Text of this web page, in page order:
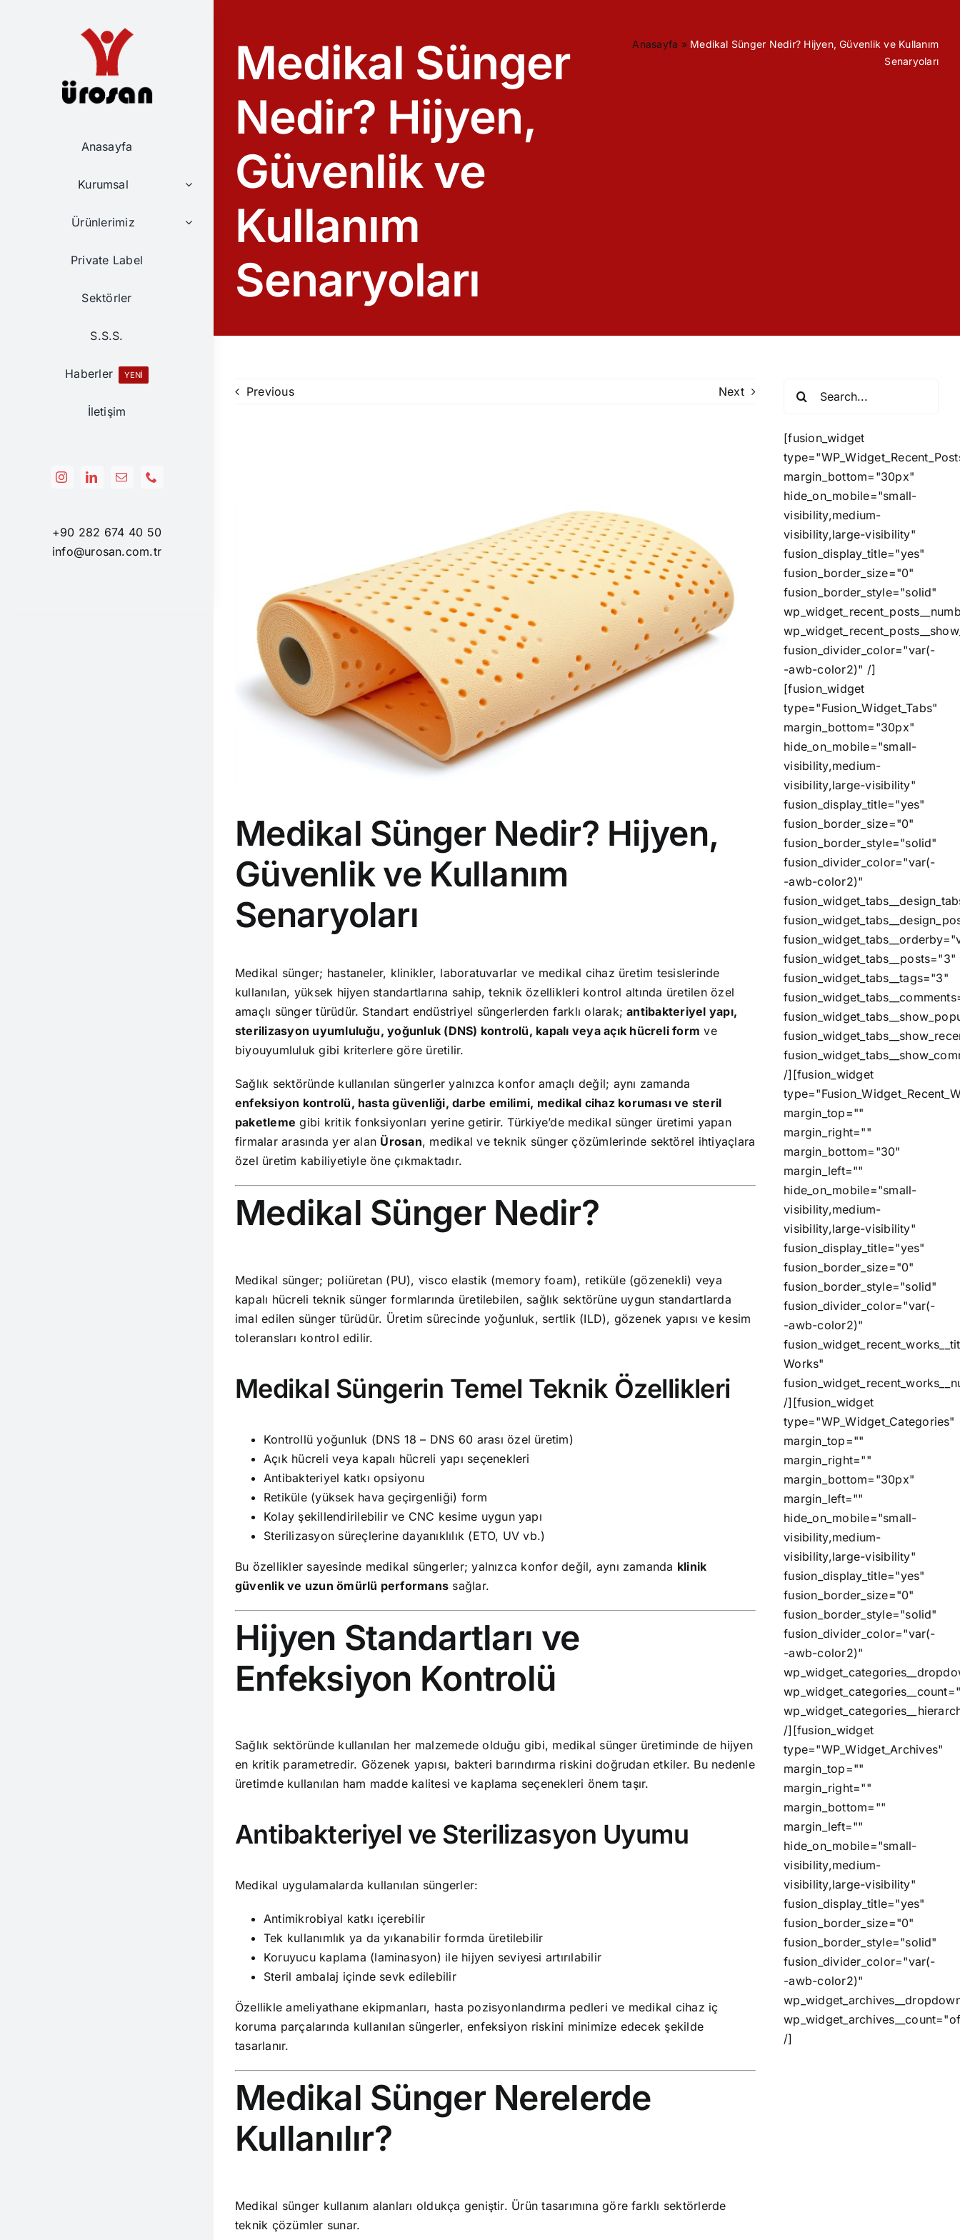
Anasayfa
Kurumsal
Ürünlerimiz
Private Label
Sektörler
S.S.S.
Haberler YENİ
İletişim
+90 282 674 40 50
info@urosan.com.tr
Medikal Sünger
Nedir? Hijyen,
Güvenlik ve
Kullanım
Senaryoları
Anasayfa » Medikal Sünger Nedir? Hijyen, Güvenlik ve Kullanım
Senaryoları
Previous Next
Medikal Sünger Nedir? Hijyen,
Güvenlik ve Kullanım
Senaryoları
Medikal sünger; hastaneler, klinikler, laboratuvarlar ve medikal cihaz üretim tesislerinde
kullanılan, yüksek hijyen standartlarına sahip, teknik özellikleri kontrol altında üretilen özel
amaçlı sünger türüdür. Standart endüstriyel süngerlerden farklı olarak;antibakteriyel yapı,
sterilizasyon uyumluluğu, yoğunluk (DNS) kontrolü, kapalı veya açık hücreli form ve
biyouyumluluk gibi kriterlere göre üretilir.
Sağlık sektöründe kullanılan süngerler yalnızca konfor amaçlı değil; aynı zamanda
enfeksiyon kontrolü, hasta güvenliği, darbe emilimi, medikal cihaz koruması ve steril
paketleme gibi kritik fonksiyonları yerine getirir. Türkiye’de medikal sünger üretimi yapan
firmalar arasında yer alan Ürosan, medikal ve teknik sünger çözümlerinde sektörel ihtiyaçlara
özel üretim kabiliyetiyle öne çıkmaktadır.
Medikal Sünger Nedir?
Medikal sünger; poliüretan (PU), visco elastik (memory foam), retiküle (gözenekli) veya
kapalı hücreli teknik sünger formlarında üretilebilen, sağlık sektörüne uygun standartlarda
imal edilen sünger türüdür. Üretim sürecinde yoğunluk, sertlik (ILD), gözenek yapısı ve kesim
toleransları kontrol edilir.
Medikal Süngerin Temel Teknik Özellikleri
Kontrollü yoğunluk (DNS 18 – DNS 60 arası özel üretim)
Açık hücreli veya kapalı hücreli yapı seçenekleri
Antibakteriyel katkı opsiyonu
Retiküle (yüksek hava geçirgenliği) form
Kolay şekillendirilebilir ve CNC kesime uygun yapı
Sterilizasyon süreçlerine dayanıklılık (ETO, UV vb.)
Bu özellikler sayesinde medikal süngerler; yalnızca konfor değil, aynı zamanda klinik
güvenlik ve uzun ömürlü performans sağlar.
Hijyen Standartları ve
Enfeksiyon Kontrolü
Sağlık sektöründe kullanılan her malzemede olduğu gibi, medikal sünger üretiminde de hijyen
en kritik parametredir. Gözenek yapısı, bakteri barındırma riskini doğrudan etkiler. Bu nedenle
üretimde kullanılan ham madde kalitesi ve kaplama seçenekleri önem taşır.
Antibakteriyel ve Sterilizasyon Uyumu
Medikal uygulamalarda kullanılan süngerler:
Antimikrobiyal katkı içerebilir
Tek kullanımlık ya da yıkanabilir formda üretilebilir
Koruyucu kaplama (laminasyon) ile hijyen seviyesi artırılabilir
Steril ambalaj içinde sevk edilebilir
Özellikle ameliyathane ekipmanları, hasta pozisyonlandırma pedleri ve medikal cihaz iç
koruma parçalarında kullanılan süngerler, enfeksiyon riskini minimize edecek şekilde
tasarlanır.
Medikal Sünger Nerelerde
Kullanılır?
Medikal sünger kullanım alanları oldukça geniştir. Ürün tasarımına göre farklı sektörlerde
teknik çözümler sunar.
[fusion_widget
margin_bottom="30px"
hide_on_mobile="small-
visibility,medium-
visibility,large-visibility"
fusion_display_title="yes"
fusion_border_size="0"
fusion_border_style="solid"
fusion_divider_color="var(-
-awb-color2)" /]
[fusion_widget
type="Fusion_Widget_Tabs"
margin_bottom="30px"
hide_on_mobile="small-
visibility,medium-
visibility,large-visibility"
fusion_display_title="yes"
fusion_border_size="0"
fusion_border_style="solid"
fusion_divider_color="var(-
-awb-color2)"
fusion_widget_tabs__posts="3"
fusion_widget_tabs__tags="3"
/][fusion_widget
margin_top=""
margin_right=""
margin_bottom="30"
margin_left=""
hide_on_mobile="small-
visibility,medium-
visibility,large-visibility"
fusion_display_title="yes"
fusion_border_size="0"
fusion_border_style="solid"
fusion_divider_color="var(-
-awb-color2)"
Works"
/][fusion_widget
type="WP_Widget_Categories"
margin_top=""
margin_right=""
margin_bottom="30px"
margin_left=""
hide_on_mobile="small-
visibility,medium-
visibility,large-visibility"
fusion_display_title="yes"
fusion_border_size="0"
fusion_border_style="solid"
fusion_divider_color="var(-
-awb-color2)"
/][fusion_widget
type="WP_Widget_Archives"
margin_top=""
margin_right=""
margin_bottom=""
margin_left=""
hide_on_mobile="small-
visibility,medium-
visibility,large-visibility"
fusion_display_title="yes"
fusion_border_size="0"
fusion_border_style="solid"
fusion_divider_color="var(-
-awb-color2)"
/]